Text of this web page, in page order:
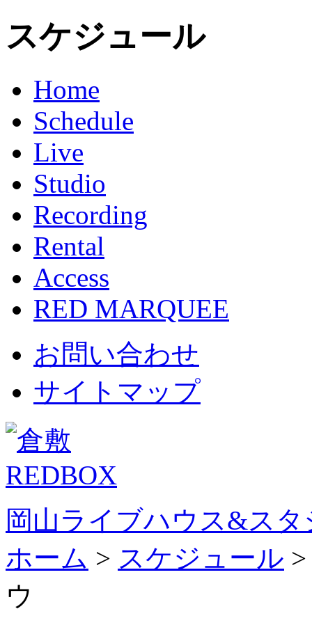
スケジュール
Home
Schedule
Live
Studio
Recording
Rental
Access
RED MARQUEE
お問い合わせ
サイトマップ
岡山ライブハウス&ス
ホーム > スケジュール
ウ